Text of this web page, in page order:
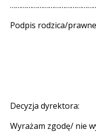
Podpis rodzica/
Decyzja dyrektora:
Wyrażam zgodę/ nie